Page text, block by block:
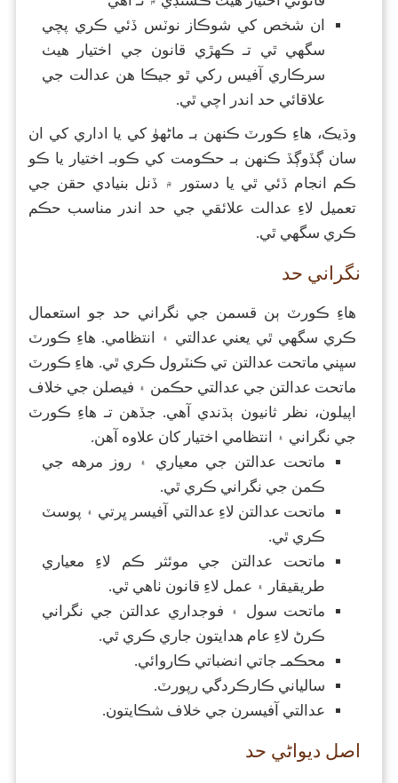
ان شخص کي شوڪاز نوٽس ڏئي ڪري پچي
سگھي ٿي تـ ڪهڙي قانون جي اختيار هيٺ
سرڪاري آفيس رکي ٿو جيڪا هن عدالت جي
علاقائي حد اندر اچي ٿي.
وڌيڪ، هاءِ ڪورٽ ڪنهن بـ ماڻهوٰ کي يا اداري کي ان
سان ڳڏوڳڏ ڪنهن بـ حڪومت کي ڪوبـ اختيار يا ڪو
ڪم انجام ڏئي ٿي يا دستور ۾ ڏنل بنيادي حقن جي
تعميل لاءِ عدالت علائقي جي حد اندر مناسب حڪم
ڪري سگھي ٿي.
نگراني حد
هاءِ ڪورٽ ٻن قسمن جي نگراني حد جو استعمال
ڪري سگھي ٿي يعني عدالتي ۽ انتظامي. هاءِ ڪورٽ
سڀني ماتحت عدالتن تي ڪنٽرول ڪري ٿي. هاءِ ڪورٽ
ماتحت عدالتن جي عدالتي حڪمن ۽ فيصلن جي خلاف
اپيلون، نظر ثانيون ٻڌندي آهي. جڏهن تـ هاءِ ڪورٽ
جي نگراني ۽ انتظامي اختيار کان علاوه آهن.
ماتحت عدالتن جي معياري ۽ روز مرهه جي
ڪمن جي نگراني ڪري ٿي.
ماتحت عدالتن لاءِ عدالتي آفيسر ڀرتي ۽ پوسٽ
ڪري ٿي.
ماتحت عدالتن جي موئثر ڪم لاءِ معياري
طريقيقار ۽ عمل لاءِ قانون ٺاهي ٿي.
ماتحت سول ۽ فوجداري عدالتن جي نگراني
ڪرڻ لاءِ عام هدايتون جاري ڪري ٿي.
محڪمـ جاتي انضباتي ڪاروائي.
سالياني ڪارڪردگي رپورٽ.
عدالتي آفيسرن جي خلاف شڪايتون.
اصل ديواڻي حد